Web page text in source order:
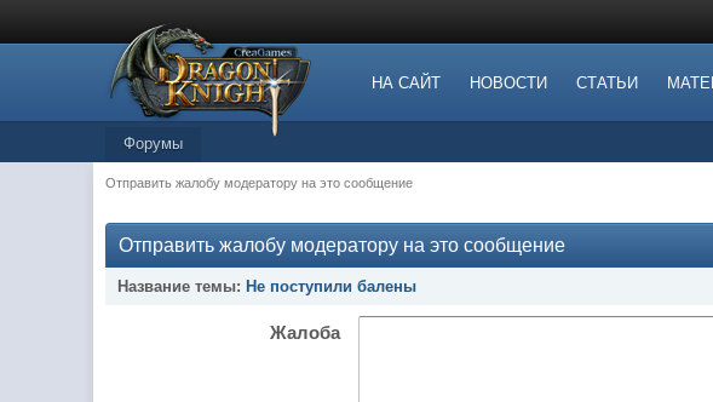
НА САЙТ НОВОСТИ СТАТЬИ
Форумы
Отправить жалобу модератору на это сообщение
Отправить жалобу модератору на это сообщение
Название темы: Не поступили балены
Жалоба